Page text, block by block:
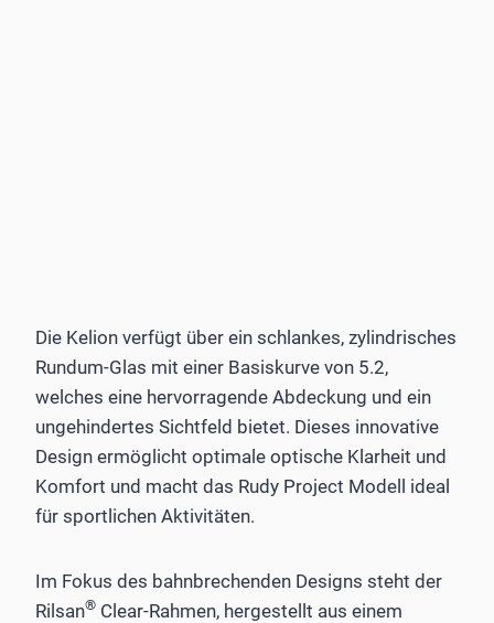
Die Kelion verfügt über ein schlankes, zylindrisches
Rundum-Glas mit einer Basiskurve von 5.2,
welches eine hervorragende Abdeckung und ein
ungehindertes Sichtfeld bietet. Dieses innovative
Design ermöglicht optimale optische Klarheit und
Komfort und macht das Rudy Project Modell ideal
für sportlichen Aktivitäten.
Im Fokus des bahnbrechenden Designs steht der
Rilsan® Clear-Rahmen, hergestellt aus einem